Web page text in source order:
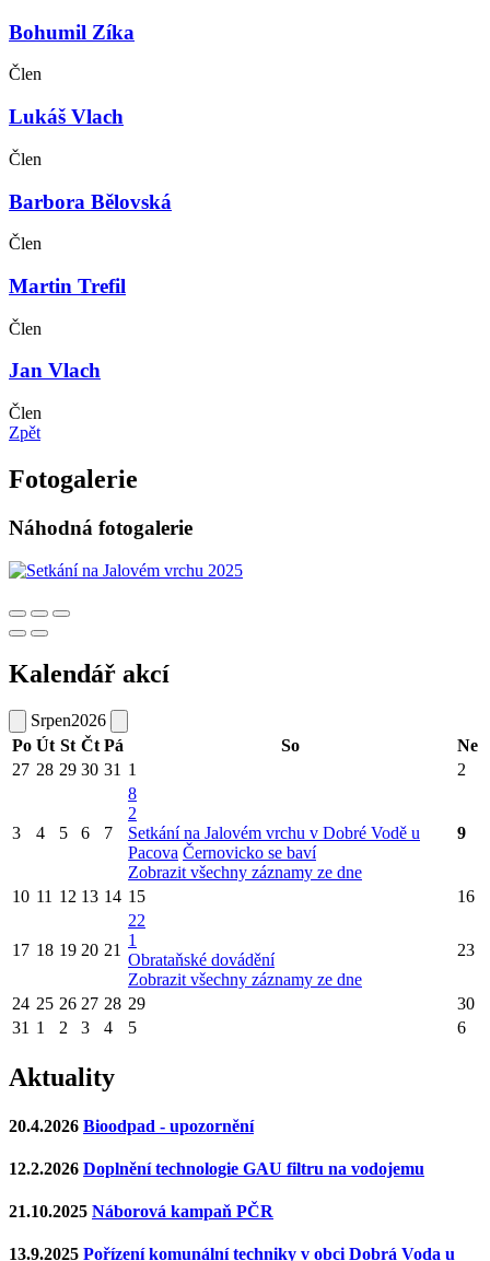
Bohumil Zíka
Člen
Lukáš Vlach
Člen
Barbora Bělovská
Člen
Martin Trefil
Člen
Jan Vlach
Člen
Zpět
Fotogalerie
Náhodná fotogalerie
Kalendář akcí
Srpen2026
Po Út St Čt Pá So
Ne
27 28 29 30 31 1 2
3 4 5 6 7
8
2
Setkání na Jalovém vrchu v Dobré Vodě u
Pacova Černovicko se baví
Zobrazit všechny záznamy ze dne
9
10 11 12 13 14 15 16
17 18 19 20 21
22
1
Obrataňské dovádění
Zobrazit všechny záznamy ze dne
23
24 25 26 27 28 29
30
31 1 2 3 4 5 6
Aktuality
20.4.2026 Bioodpad - upozornění
12.2.2026 Doplnění technologie GAU filtru na vodojemu
21.10.2025 Náborová kampaň PČR
13.9.2025 Pořízení komunální techniky v obci Dobrá Voda u